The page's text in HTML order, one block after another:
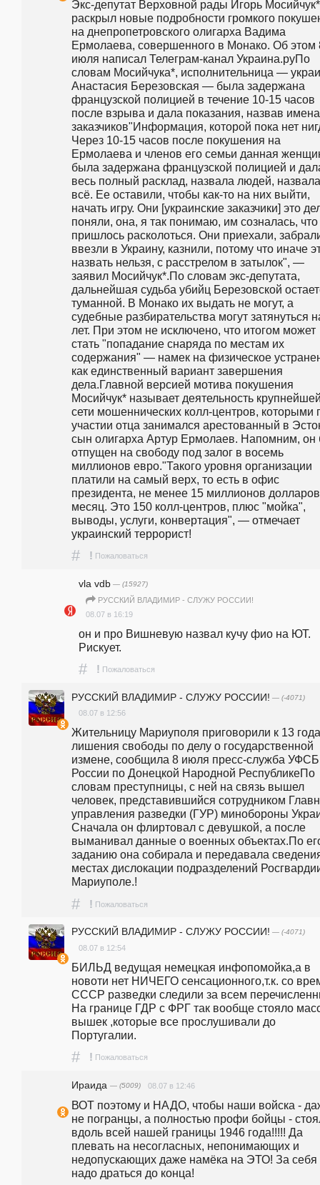
Экс-депутат Верховной рады Игорь Мосийчук*
раскрыл новые подробности громкого
на днепропетровского олигарха Вадима
Ермолаева, совершенного в Монако. Об этом
июля написал Телеграм-канал Украина.руПо
словам Мосийчука*, исполнительница —
Анастасия Березовская — была задержана
французской полицией в течение 10-15 часов
после взрыва и дала показания, назвав имена
заказчиков"Информация, которой пока нет
Через 10-15 часов после покушения на
Ермолаева и членов его семьи данная
была задержана французской полицией и
весь полный расклад, назвала людей, назвала
всё. Ее оставили, чтобы как-то на них выйти,
начать игру. Они [украинские заказчики] это
поняли, она, я так понимаю, им созналась,
пришлось расколоться. Они приехали,
ввезли в Украину, казнили, потому что иначе
назвать нельзя, с расстрелом в затылок", —
заявил Мосийчук*.По словам экс-депутата,
дальнейшая судьба убийц Березовской
туманной. В Монако их выдать не могут, а
судебные разбирательства могут затянуться
лет. При этом не исключено, что итогом может
стать "попадание снаряда по местам их
содержания" — намек на физическое
как единственный вариант завершения
дела.Главной версией мотива покушения
Мосийчук* называет деятельность
сети мошеннических колл-центров, которыми
участии отца занимался арестованный в
сын олигарха Артур Ермолаев. Напомним, он
отпущен на свободу под залог в восемь
миллионов евро."Такого уровня организации
платили на самый верх, то есть в офис
президента, не менее 15 миллионов
месяц. Это 150 колл-центров, плюс "мойка",
выводы, услуги, конвертация", — отмечает
украинский террорист!
# ! Пожаловаться
vla vdb — (15927)
РУССКИЙ ВЛАДИМИР - СЛУЖУ РОССИИ!
08.07 в 16:19
он и про Вишневую назвал кучу фио на ЮТ.
Рискует.
# ! Пожаловаться
РУССКИЙ ВЛАДИМИР - СЛУЖУ РОССИИ! — (-4071)
08.07 в 12:56
Жительницу Мариуполя приговорили к 13
лишения свободы по делу о государственной
измене, сообщила 8 июля пресс-служба УФСБ
России по Донецкой Народной РеспубликеПо
словам преступницы, с ней на связь вышел
человек, представившийся сотрудником
управления разведки (ГУР) минобороны
Сначала он флиртовал с девушкой, а после
выманивал данные о военных объектах.По
заданию она собирала и передавала
местах дислокации подразделений
Мариуполе.!
# ! Пожаловаться
РУССКИЙ ВЛАДИМИР - СЛУЖУ РОССИИ! — (-4071)
08.07 в 12:54
БИЛЬД ведущая немецкая инфопомойка,а в
новоти нет НИЧЕГО сенсационного,т.к. со
СССР разведки следили за всем
На границе ГДР с ФРГ так вообще стояло
вышек ,которые все прослушивали до
Португалии.
# ! Пожаловаться
Ираида — (5009) 08.07 в 12:46
ВОТ поэтому и НАДО, чтобы наши войска -
не погранцы, а полностью профи бойцы -
вдоль всей нашей границы 1946 года!!!!! Да
плевать на несогласных, непонимающих и
недопускающих даже намёка на ЭТО! За себя
надо драться до конца!